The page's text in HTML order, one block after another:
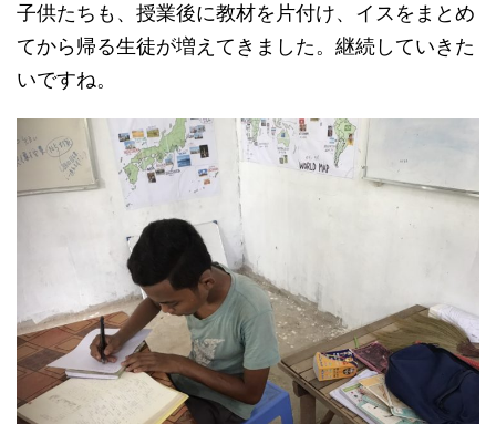
子供たちも、授業後に教材を片付け、イスをまとめ
てから帰る生徒が増えてきました。継続していきた
いですね。